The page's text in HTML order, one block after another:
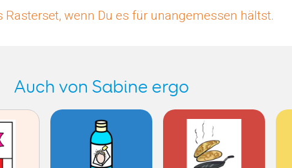
Rasterset, wenn Du es für unangemessen hältst.
Auch von Sabine ergo